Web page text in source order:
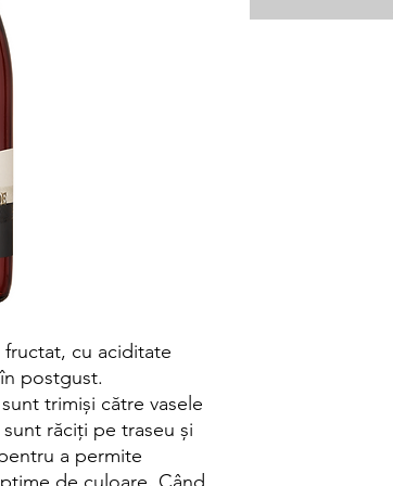
cu aciditate
postgust.
trimiși către vasele
răciți pe traseu și
a permite